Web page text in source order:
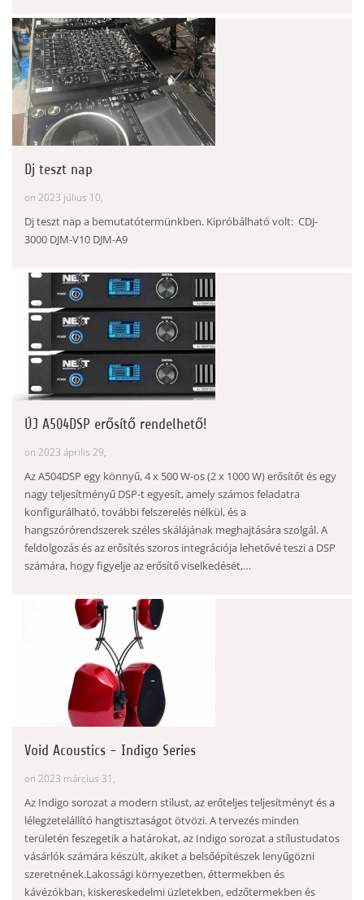
Dj teszt nap
on 2023 július 10,
Dj teszt nap a bemutatótermünkben. Kipróbálható volt: CDJ-
3000 DJM-V10 DJM-A9
ÚJ A504DSP erősítő rendelhető!
on 2023 április 29,
Az A504DSP egy könnyű, 4 x 500 W-os (2 x 1000 W) erősítőt és egy
nagy teljesítményű DSP-t egyesít, amely számos feladatra
konfigurálható, további felszerelés nélkül, és a
hangszórórendszerek széles skálájának meghajtására szolgál. A
feldolgozás és az erősítés szoros integrációja lehetővé teszi a DSP
számára, hogy figyelje az erősítő viselkedését,…
Void Acoustics - Indigo Series
on 2023 március 31,
Az Indigo sorozat a modern stílust, az erőteljes teljesítményt és a
lélegzetelállító hangtisztaságot ötvözi. A tervezés minden
területén feszegetik a határokat, az Indigo sorozat a stílustudatos
vásárlók számára készült, akiket a belsőépítészek lenyűgözni
szeretnének.Lakossági környezetben, éttermekben és
kávézókban, kiskereskedelmi üzletekben, edzőtermekben és